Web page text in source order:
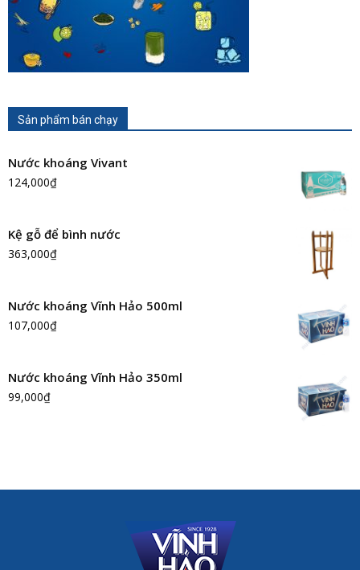
Sản phẩm bán chạy
Nước khoáng Vivant
124,000₫
Kệ gỗ để bình nước
363,000₫
Nước khoáng Vĩnh Hảo 500ml
107,000₫
Nước khoáng Vĩnh Hảo 350ml
99,000₫